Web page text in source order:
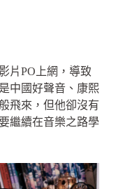
片PO上網，導致
中國好聲音、康熙
飛來，但他卻沒有
繼續在音樂之路學